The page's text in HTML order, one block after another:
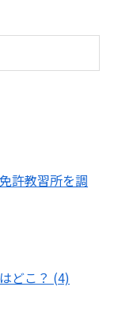
許教習所を調
どこ？ (4)